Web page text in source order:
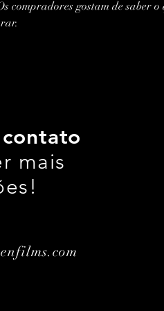
compradores gostam de saber
mais